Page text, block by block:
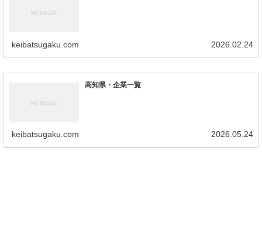
keibatsugaku.com 2026.02.24
高知県・企業一覧
keibatsugaku.com 2026.05.24